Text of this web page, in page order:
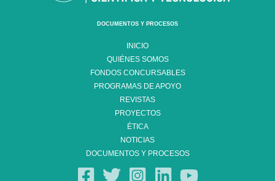
DOCUMENTOS Y PROCESOS
INICIO
QUIÉNES SOMOS
FONDOS CONCURSABLES
PROGRAMAS DE APOYO
REVISTAS
PROYECTOS
ÉTICA
NOTICIAS
DOCUMENTOS Y PROCESOS